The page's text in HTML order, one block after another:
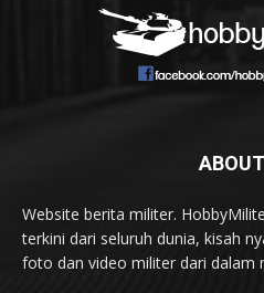
Website berita militer.
terkini dari seluruh dunia, kisah
foto dan video militer dari dalam